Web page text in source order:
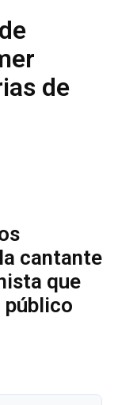
de
cantante
que
público